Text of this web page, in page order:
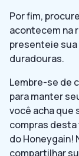
Por fim,
acontecem na
presenteie
duradouras.
Lembre-se de
para manter
você acha que
compras
do Honeygain!
compartilhar